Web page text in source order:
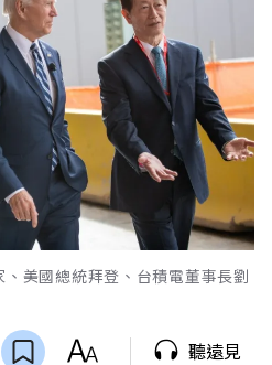
美國總統拜登、台積電董事長劉
聽遠見